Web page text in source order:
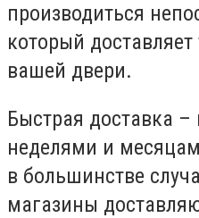
производиться
который
вашей двери.
Быстрая доставка
неделями и
в большинстве
магазины